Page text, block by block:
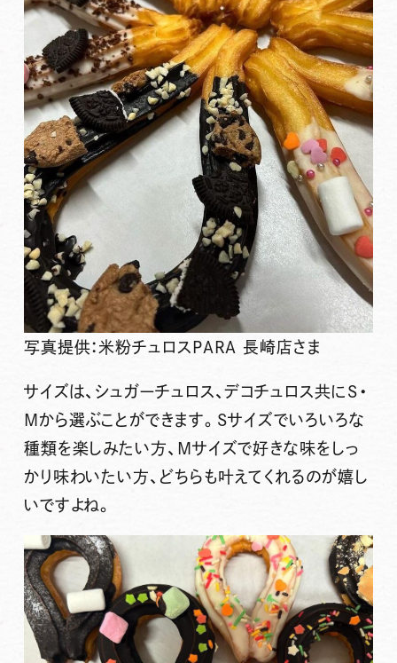
写真提供：米粉チュロスPARA 長崎店さま
サイズは、シュガーチュロス、デコチュロス共に S ・
M から選ぶことができます。Sサイズでいろいろな
種類を楽しみたい方、Mサイズで好きな味をしっ
かり味わいたい方、どちらも叶えてくれるのが嬉し
いですよね。